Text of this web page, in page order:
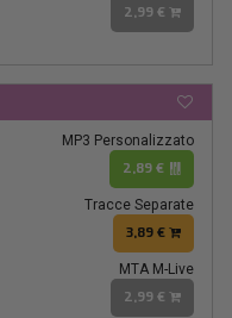
2,99 €
MP3 Personalizzato
2,89 €
Tracce Separate
3,89 €
MTA M-Live
2,99 €